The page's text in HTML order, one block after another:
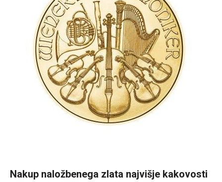
Nakup naložbenega zlata najvišje kakovosti